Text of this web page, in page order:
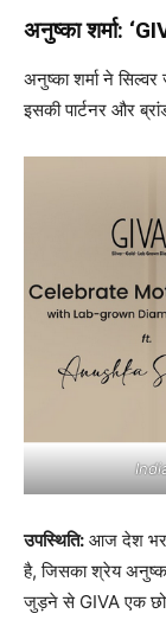
अनुष्का शर्मा:
अनुष्का शर्मा ने सिल्वर
इसकी पार्टनर और
उपस्थिति: आज देश भर
है, जिसका श्रेय
जुड़ने से GIVA एक